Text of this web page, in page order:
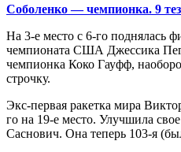
Соболенко — чемпионка. 9
На 3-е место с 6-го поднялась
чемпионата США Джессика
чемпионка Коко Гауфф,
строчку.
Экс-первая ракетка мира
го на 19-е место. Улучшила
Саснович. Она теперь 103-я